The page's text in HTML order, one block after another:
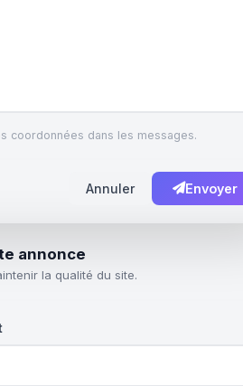
coordonnées dans les messages.
Annuler Envoyer
annonce
la qualité du site.